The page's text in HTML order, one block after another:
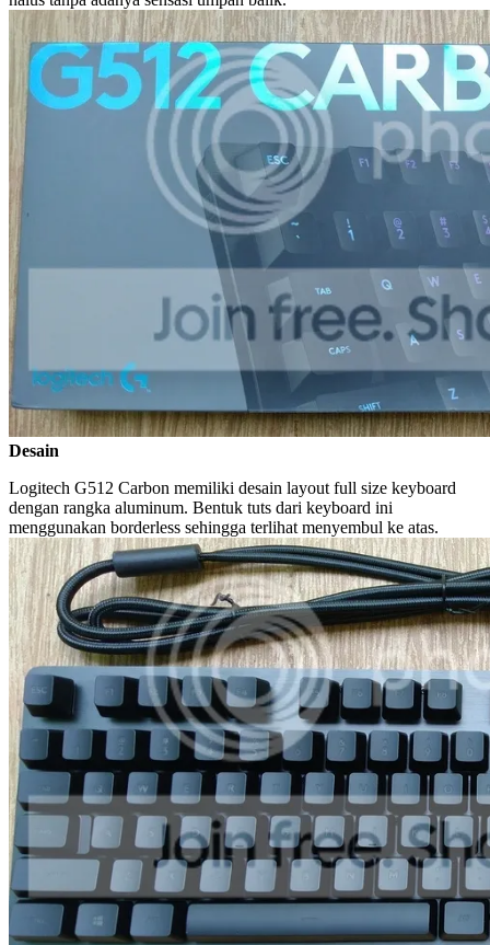
Desain
Logitech G512 Carbon memiliki desain layout full size keyboard
dengan rangka aluminum. Bentuk tuts dari keyboard ini
menggunakan borderless sehingga terlihat menyembul ke atas.